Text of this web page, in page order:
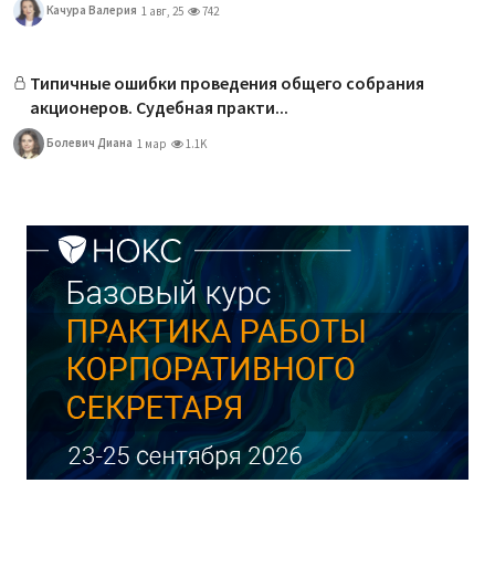
Качура Валерия 1 авг, 25 742
Типичные ошибки проведения общего собрания
акционеров. Судебная практи...
Болевич Диана 1 мар 1.1K